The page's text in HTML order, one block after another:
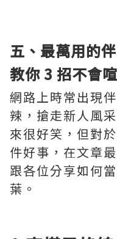
五、最萬用的
教你 3 招不會
網路上時常出現
辣，搶走新人風
來很好笑，但對
件好事，在文章
跟各位分享如何
葉。